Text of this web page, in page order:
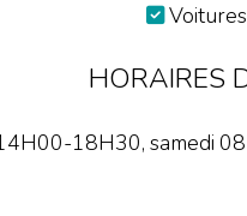
Voitures
HORAIRES
18H30, samedi